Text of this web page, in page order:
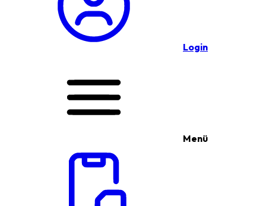
Login
Menü